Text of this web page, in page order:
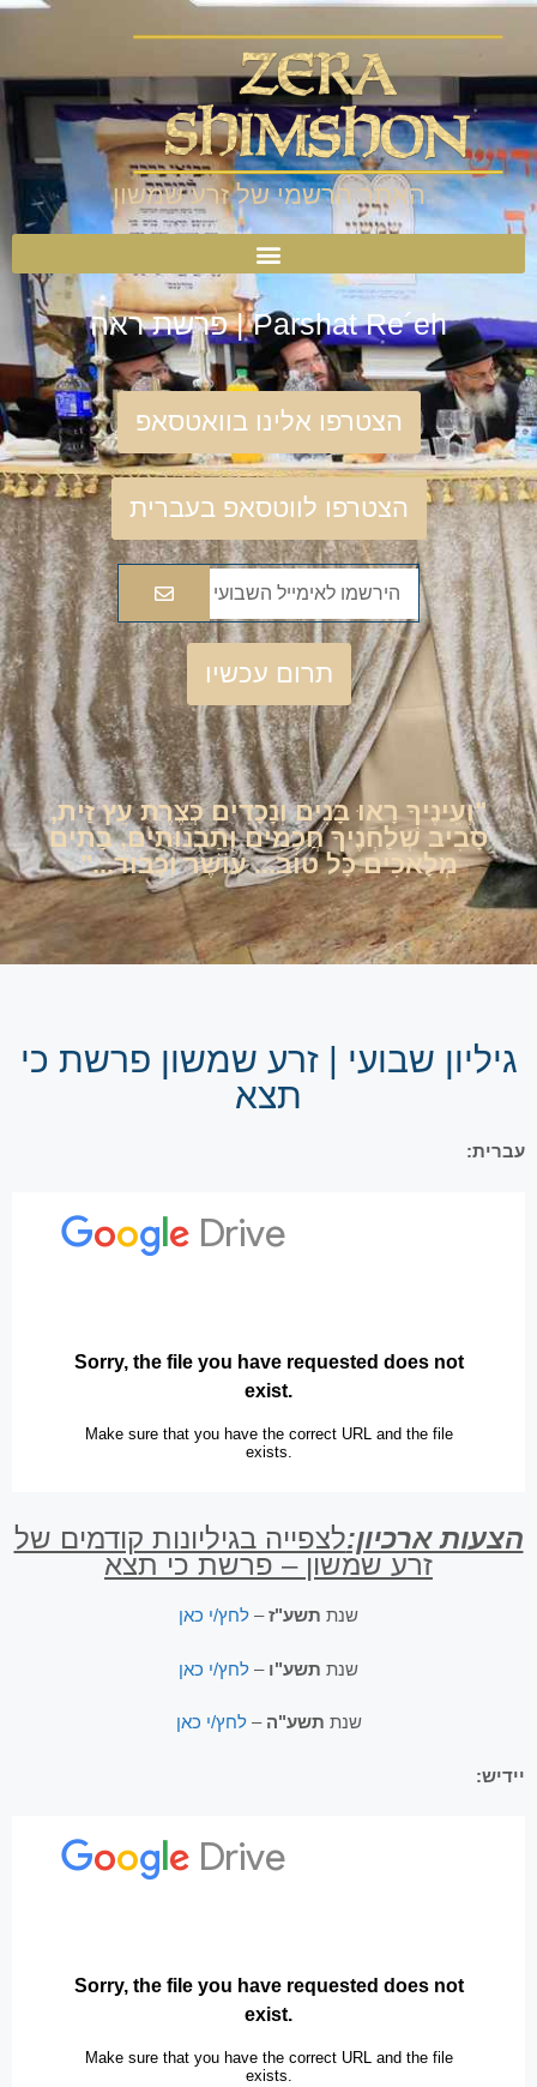
האתר הרשמי של זרע שמשון
Parshat Re´eh | פרשת ראה
הצטרפו אלינו בוואטסאפ
הצטרפו לווטסאפ בעברית
תרום עכשיו
"וְעֵינֶיךָ רָאוּ בָּנִים וְנָכָדִים כְּצֶרֶת עֵץ זַית,
סָבִיב שְׁלַחְנֶיךָ חֲכָמִים וְתַבְנוּתִים, בָּתִים
מְלָאכִים כָּל טוֹב... עוֹשֶׁר וְכָבוֹד..."
גיליון שבועי | זרע שמשון פרשת כי
תצא
עברית:
הצעות ארכיון:לצפייה בגיליונות קודמים של
זרע שמשון – פרשת כי תצא
שנת תשע"ז– לחץ/י כאן
שנת תשע"ו – לחץ/י כאן
שנת תשע"ה –לחץ/י כאן
יידיש: